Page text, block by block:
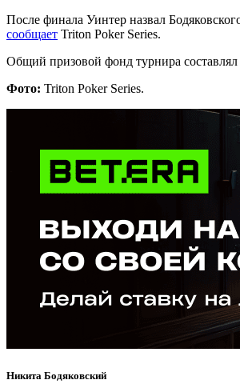
После финала Уинтер назвал
сообщает Triton Poker Series.
Общий призовой фонд турнира
Фото: Triton Poker Series.
Никита Бодяковский